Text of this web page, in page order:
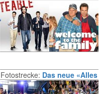
neuen NBC-Serien
2013/2014
Fotostrecke: Das neue «Alles
was zählt»